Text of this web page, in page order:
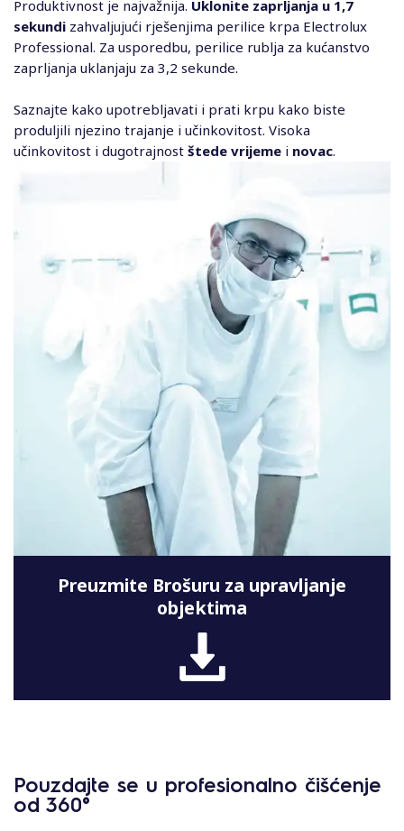
Produktivnost je najvažnija. Uklonite zaprljanja u 1,7
sekundi zahvaljujući rješenjima perilice krpa Electrolux
Professional. Za usporedbu, perilice rublja za kućanstvo
zaprljanja uklanjaju za 3,2 sekunde.
Saznajte kako upotrebljavati i prati krpu kako biste
produljili njezino trajanje i učinkovitost. Visoka
učinkovitost i dugotrajnost štede vrijeme i novac.
Preuzmite Brošuru za upravljanje
objektima
Pouzdajte se u profesionalno čišćenje
od 360°